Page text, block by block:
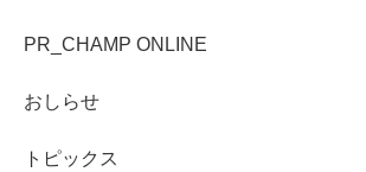
PR_CHAMP ONLINE
おしらせ
トピックス